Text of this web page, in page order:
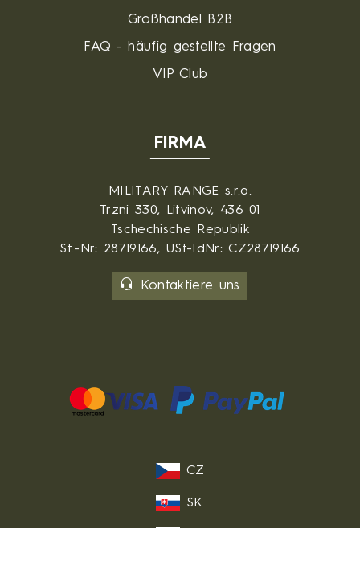
Großhandel B2B
FAQ - häufig gestellte Fragen
VIP Club
FIRMA
MILITARY RANGE s.r.o.
Trzni 330, Litvinov, 436 01
Tschechische Republik
St.-Nr: 28719166, USt-IdNr: CZ28719166
Kontaktiere uns
CZ
SK